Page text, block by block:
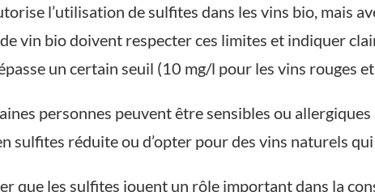
l’utilisation de sulfites dans les vins bio, mais
vin bio doivent respecter ces limites et indiquer
un certain seuil (10 mg/l pour les vins rouges
personnes peuvent être sensibles ou
sulfites réduite ou d’opter pour des vins naturels qui
que les sulfites jouent un rôle important dans la